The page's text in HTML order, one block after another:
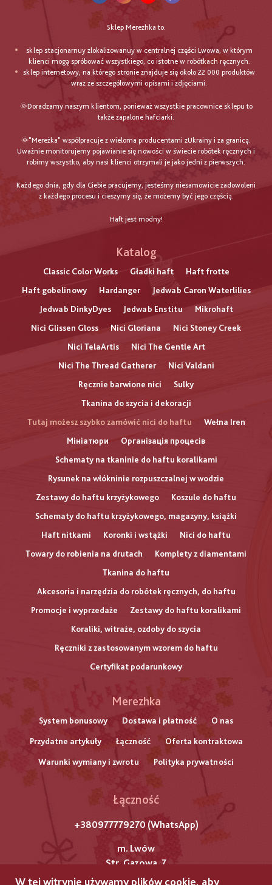
Sklep Merezhka to:
sklep stacjonarnuy zlokalizowanuy w centralnej części Lwowa, w którym
klienci mogą spróbować wszystkiego, co istotne w robótkach ręcznych.
sklep internetowy, na którego stronie znajduje się około 22 000 produktów
wraz ze szczegółowymi opisami i zdjęciami.
🌞Doradzamy naszym klientom, ponieważ wszystkie pracownice sklepu to
także zapalone hafciarki.
🌞"Mereżka" współpracuje z wieloma producentami zUkrainy i za granicą.
Uważnie monitorujemy pojawianie się nowości w świecie robótek ręcznych i
robimy wszystko, aby nasi klienci otrzymali je jako jedni z pierwszych.
Każdego dnia, gdy dla Ciebie pracujemy, jesteśmy niesamowicie zadowoleni
z każdego procesu i cieszymy się, że możemy być jego częścią.
Haft jest modny!
Katalog
Classic Color Works Gładki haft
Haft frotte
Haft gobelinowy
Hardanger
Jedwab Caron Waterlilies
Jedwab DinkyDyes
Jedwab Enstitu
Mikrohaft
Nici Glissen Gloss
Nici Gloriana
Nici Stoney Creek
Nici TelaArtis
Nici The Gentle Art
Nici The Thread Gatherer
Nici Valdani
Ręcznie barwione nici
Sulky
Tkanina do szycia i dekoracji
Tutaj możesz szybko zamówić nici do haftu
Wełna Iren
Мініатюри
Організація процесів
Schematy na tkaninie do haftu koralikami
Rysunek na włókninie rozpuszczalnej w wodzie
Zestawy do haftu krzyżykowego
Koszule do haftu
Schematy do haftu krzyżykowego, magazyny, książki
Haft nitkami
Koronki i wstążki
Nici do haftu
Towary do robienia na drutach
Komplety z diamentami
Tkanina do haftu
Akcesoria i narzędzia do robótek ręcznych, do haftu
Promocje i wyprzedaże
Zestawy do haftu koralikami
Koraliki, witraże, ozdoby do szycia
Ręczniki z zastosowanym wzorem do haftu
Certyfikat podarunkowy
нижнього
колонтитулу
Merezhka
System bonusowy Dostawa i płatność O nas
Przydatne artykuły Łączność Oferta kontraktowa
Warunki wymiany i zwrotu Polityka prywatności
Łączność
+380977779270 (WhatsApp)
m. Lwów
Str. Gazowa, 7
W tej witrynie używamy plików cookie, aby